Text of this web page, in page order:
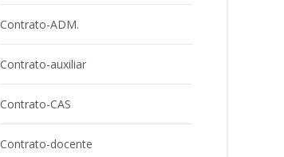
Contrato-ADM.
Contrato-auxiliar
Contrato-CAS
Contrato-docente